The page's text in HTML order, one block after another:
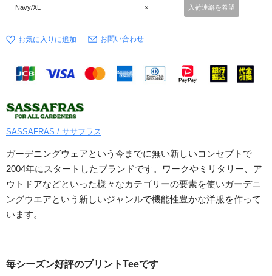
Navy/XL × 入荷連絡を希望
お問い合わせ
SASSAFRAS / ササフラス
ガーデニングウェアという今までに無い新しいコンセプトで
2004年にスタートしたブランドです。ワークやミリタリー、ア
ウトドアなどといった様々なカテゴリーの要素を使いガーデニ
ングウエアという新しいジャンルで機能性豊かな洋服を作って
います。
毎シーズン好評のプリントTeeです